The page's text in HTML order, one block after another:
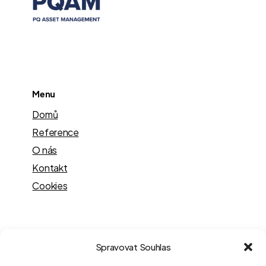
Spravovat Souhlas
Menu
Domů
Reference
O nás
Kontakt
Cookies